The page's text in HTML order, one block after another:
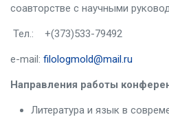
соавторстве с научными
Тел.: +(373)533-79492
e-mail: filologmold@mail.ru
Направления работы
Литература и язык в